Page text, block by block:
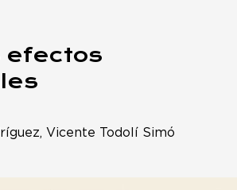
efectos
Vicente Todolí Simó